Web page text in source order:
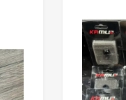
Add to Wishlist
Add to